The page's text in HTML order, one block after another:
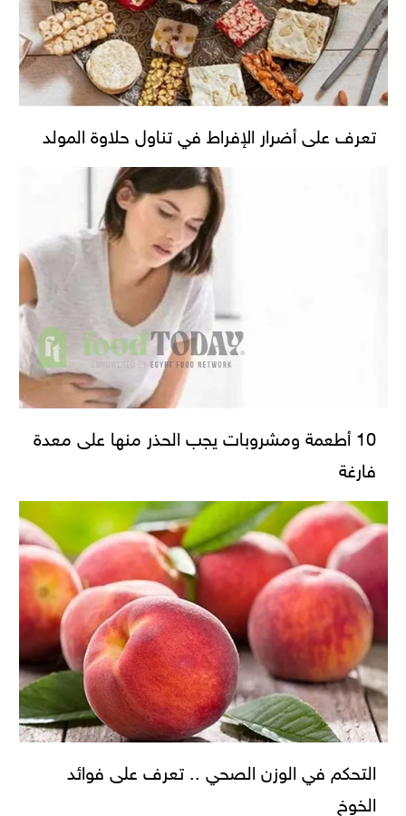
تعرف على أضرار الإفراط في تناول حلاوة المولد
10 أطعمة ومشروبات يجب الحذر منها على معدة
فارغة
التحكم في الوزن الصحي .. تعرف على فوائد
الخوخ